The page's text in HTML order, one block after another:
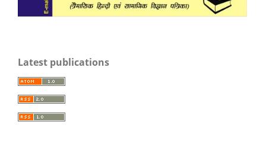
Latest publications